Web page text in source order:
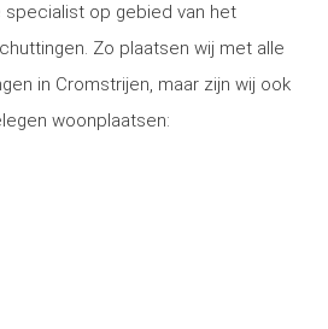
op gebied van het
Zo plaatsen wij met alle
in Cromstrijen, maar zijn wij ook
woonplaatsen: